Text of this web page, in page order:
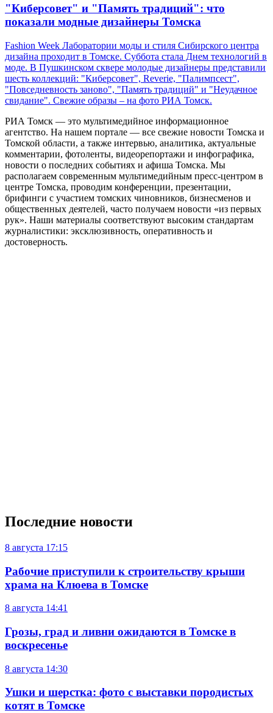
"Киберсовет" и "Память традиций": что
показали модные дизайнеры Томска
Fashion Week Лаборатории моды и стиля Сибирского центра
дизайна проходит в Томске. Суббота стала Днем технологий в
моде. В Пушкинском сквере молодые дизайнеры представили
шесть коллекций: "Киберсовет", Reverie, "Палимпсест",
"Повседневность заново", "Память традиций" и "Неудачное
свидание". Свежие образы – на фото РИА Томск.
РИА Томск — это мультимедийное информационное
агентство. На нашем портале — все свежие новости Томска и
Томской области, а также интервью, аналитика, актуальные
комментарии, фотоленты, видеорепортажи и инфографика,
новости о последних событиях и афиша Томска. Мы
располагаем современным мультимедийным пресс-центром в
центре Томска, проводим конференции, презентации,
брифинги с участием томских чиновников, бизнесменов и
общественных деятелей, часто получаем новости «из первых
рук». Наши материалы соответствуют высоким стандартам
журналистики: эксклюзивность, оперативность и
достоверность.
Последние новости
8 августа 17:15
Рабочие приступили к строительству крыши
храма на Клюева в Томске
8 августа 14:41
Грозы, град и ливни ожидаются в Томске в
воскресенье
8 августа 14:30
Ушки и шерстка: фото с выставки породистых
котят в Томске